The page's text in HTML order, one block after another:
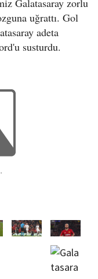
Galatasaray zorlu
uğrattı. Gol
adeta
susturdu.